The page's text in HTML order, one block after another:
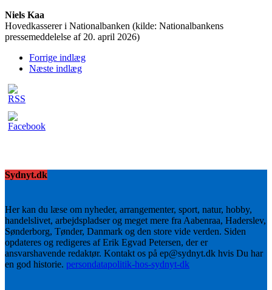
Niels Kaa
Hovedkasserer i Nationalbanken (kilde: Nationalbankens
pressemeddelelse af 20. april 2026)
Forrige indlæg
Næste indlæg
Sydnyt.dk
Her kan du læse om nyheder, arrangementer, sport, natur, hobby,
handelslivet, arbejdspladser og meget mere fra Aabenraa, Haderslev,
Sønderborg, Tønder, Danmark og den store vide verden. Siden
opdateres og redigeres af Erik Egvad Petersen, der er
ansvarshavende redaktør. Kontakt os på ep@sydnyt.dk hvis Du har
en god historie. persondatapolitik-hos-sydnyt-dk